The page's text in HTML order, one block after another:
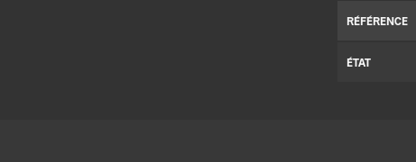
RÉFÉRENCE
ÉTAT